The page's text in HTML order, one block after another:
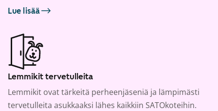
Lue lisää
Lemmikit tervetulleita
Lemmikit ovat tärkeitä perheenjäseniä ja lämpimästi
tervetulleita asukkaaksi lähes kaikkiin SATOkoteihin.